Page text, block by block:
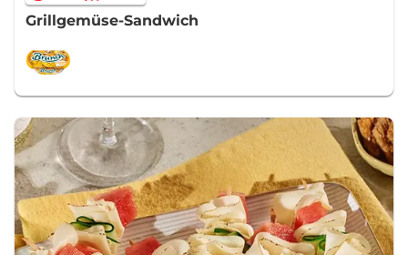
Grillgemüse-Sandwich